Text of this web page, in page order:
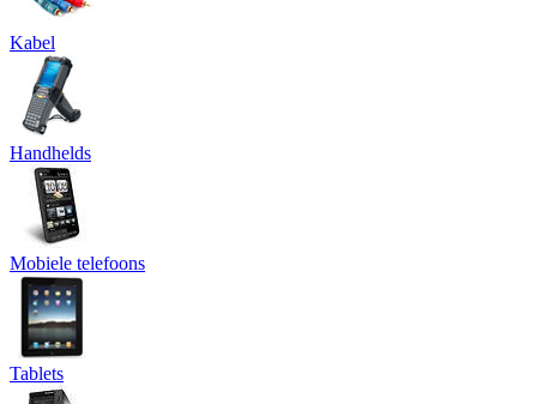
Kabel
Handhelds
Mobiele telefoons
Tablets